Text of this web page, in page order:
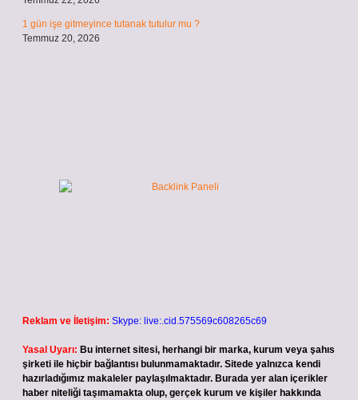
1 gün işe gitmeyince tutanak tutulur mu ?
Temmuz 20, 2026
Reklam ve İletişim: Skype: live:.cid.575569c608265c69
Yasal Uyarı: Bu internet sitesi, herhangi bir marka, kurum veya şahıs
şirketi ile hiçbir bağlantısı bulunmamaktadır. Sitede yalnızca kendi
hazırladığımız makaleler paylaşılmaktadır. Burada yer alan içerikler
haber niteliği taşımamakta olup, gerçek kurum ve kişiler hakkında